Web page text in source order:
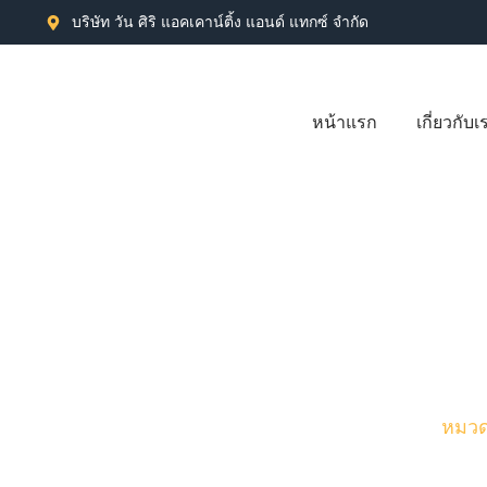
บริษัท วัน ศิริ แอคเคาน์ติ้ง แอนด์ แทกซ์ จำกัด
หน้าแรก เกี่ยวกับเ
หมว